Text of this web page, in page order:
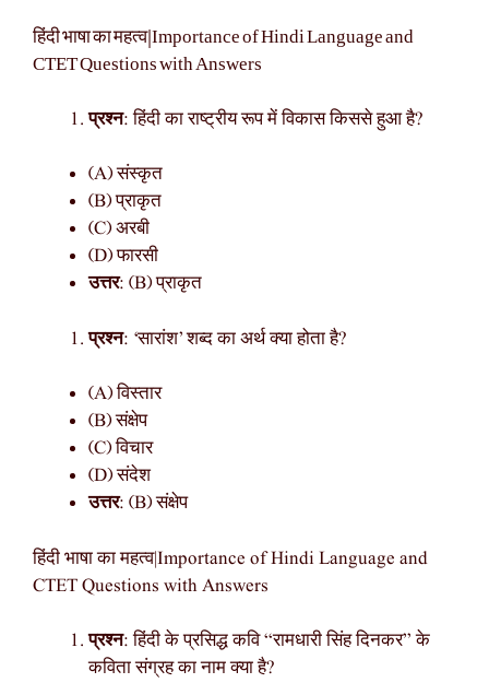
हिंदी भाषा का महत्व|Importance of Hindi Language and
CTET Questions with Answers
प्रश्न: हिंदी का राष्ट्रीय रूप में विकास किससे हुआ है?
(A) संस्कृत
(B) प्राकृत
(C) अरबी
(D) फारसी
उत्तर: (B) प्राकृत
प्रश्न: ‘सारांश’ शब्द का अर्थ क्या होता है?
(A) विस्तार
(B) संक्षेप
(C) विचार
(D) संदेश
उत्तर: (B) संक्षेप
हिंदी भाषा का महत्व|Importance of Hindi Language and
CTET Questions with Answers
प्रश्न: हिंदी के प्रसिद्ध कवि “रामधारी सिंह दिनकर” के
कविता संग्रह का नाम क्या है?